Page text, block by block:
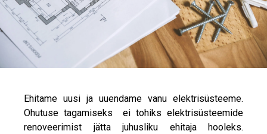
Ehitame uusi ja uuendame vanu elektrisüsteeme.
Ohutuse tagamiseks ei tohiks elektrisüsteemide
renoveerimist jätta juhusliku ehitaja hooleks.